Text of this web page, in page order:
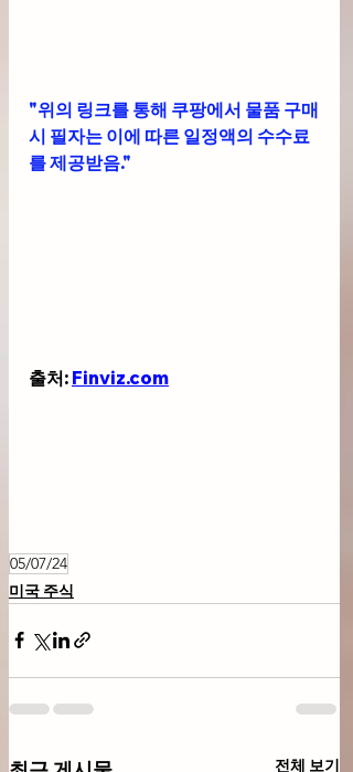
"위의 링크를 통해 쿠팡에서 물품 구매
시 필자는 이에 따른 일정액의 수수료
를 제공받음."
출처: Finviz.com
05/07/24
미국 주식
전체 보기